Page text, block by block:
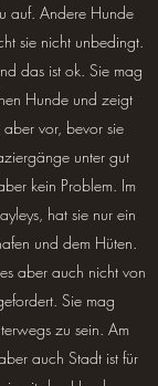
auf. Andere Hunde
sie nicht unbedingt.
das ist ok. Sie mag
Hunde und zeigt
vor, bevor sie
unter gut
kein Problem. Im
hat sie nur ein
und dem Hüten.
aber auch nicht von
Sie mag
zu sein. Am
auch Stadt ist für